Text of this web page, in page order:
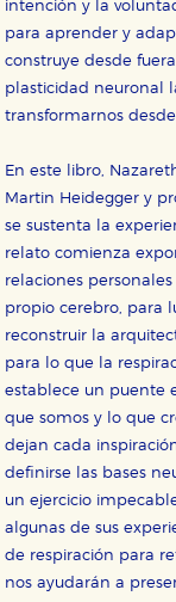
intención y la
para aprender y
construye desde
plasticidad neuronal
transformarnos
En este libro,
Martin Heidegger y
se sustenta la
relato comienza
relaciones
propio cerebro, para
reconstruir la
para lo que la
establece un puente
que somos y lo que
dejan cada
definirse las bases
un ejercicio
algunas de sus
de respiración para
nos ayudarán a